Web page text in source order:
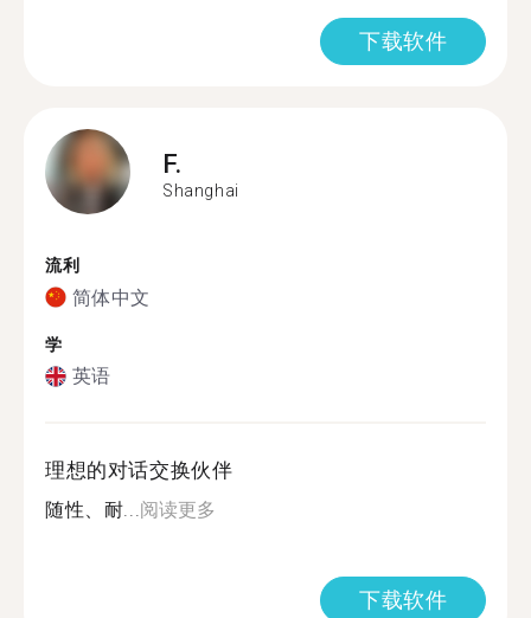
下载软件
F.
Shanghai
流利
简体中文
学
英语
理想的对话交换伙伴
随性、耐...阅读更多
下载软件